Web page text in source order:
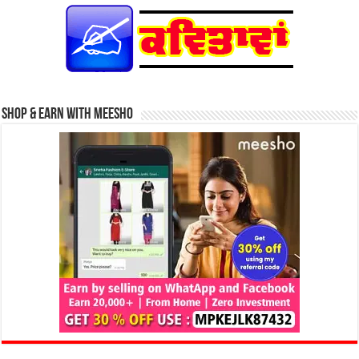
Shop & Earn with Meesho